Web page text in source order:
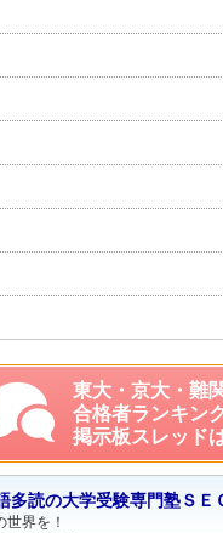
東大・京大・難
合格者ランキン
掲示板スレッド
多読の大学受験専門塾ＳＥ
界を！